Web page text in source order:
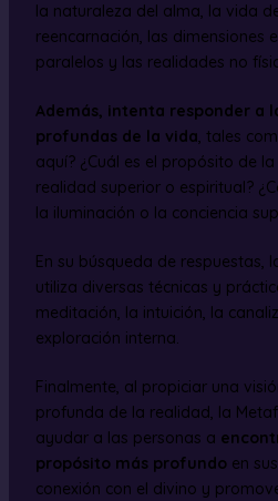
la naturaleza del alma, la vida
reencarnación, las dimensiones
paralelos y las realidades no
Además, intenta responder a
profundas de la vida, tales
aquí? ¿Cuál es el propósito de
realidad superior o espiritual?
la iluminación o la conciencia
En su búsqueda de respuestas,
utiliza diversas técnicas y
meditación, la intuición, la
exploración interna.
Finalmente, al propiciar una
profunda de la realidad, la
ayudar a las personas a
propósito más profundoen
conexión con el divino y